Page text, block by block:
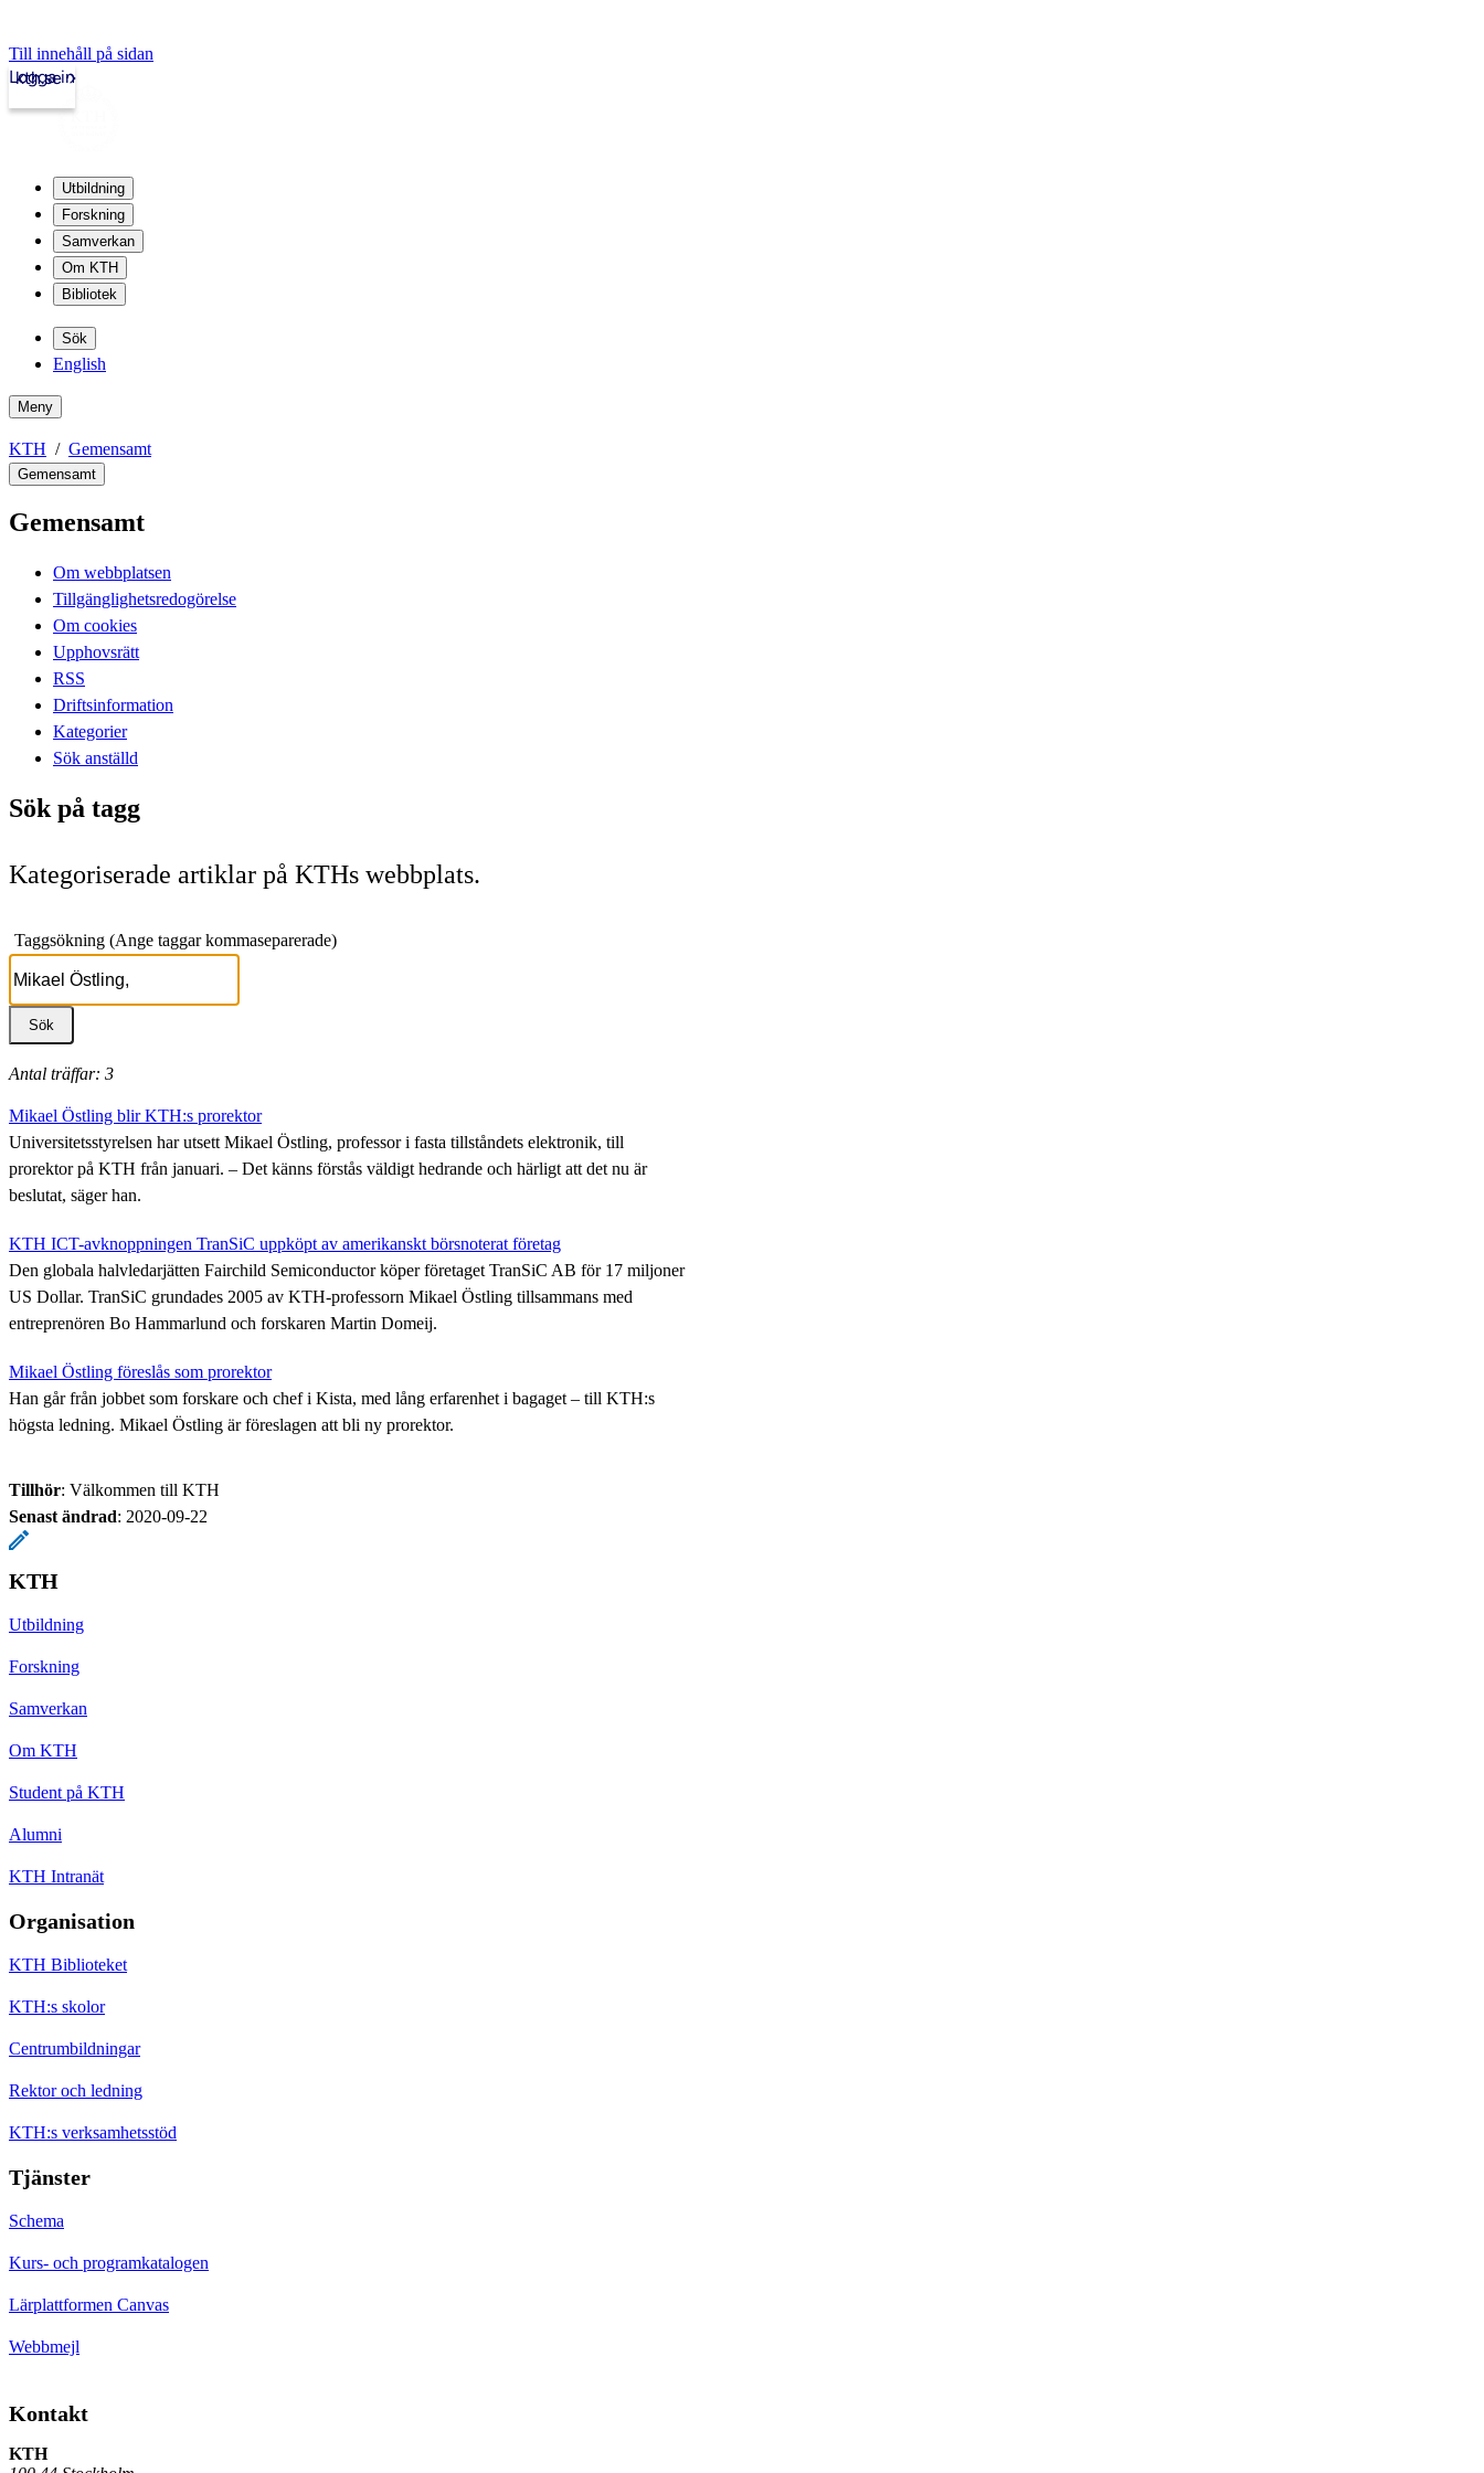
Till innehåll på sidan
kth.se
Logga in
Utbildning
Forskning
Samverkan
Om KTH
Bibliotek
Sök
English
Meny
KTH Gemensamt
Gemensamt
Gemensamt
Om webbplatsen
Tillgänglighetsredogörelse
Om cookies
Upphovsrätt
RSS
Driftsinformation
Kategorier
Sök anställd
Sök på tagg
Kategoriserade artiklar på KTHs webbplats.
Taggsökning (Ange taggar kommaseparerade)
Antal träffar: 3
Mikael Östling blir KTH:s prorektor
Universitetsstyrelsen har utsett Mikael Östling, professor i fasta tillståndets elektronik, till
prorektor på KTH från januari. – Det känns förstås väldigt hedrande och härligt att det nu är
beslutat, säger han.
KTH ICT-avknoppningen TranSiC uppköpt av amerikanskt börsnoterat företag
Den globala halvledarjätten Fairchild Semiconductor köper företaget TranSiC AB för 17 miljoner
US Dollar. TranSiC grundades 2005 av KTH-professorn Mikael Östling tillsammans med
entreprenören Bo Hammarlund och forskaren Martin Domeij.
Mikael Östling föreslås som prorektor
Han går från jobbet som forskare och chef i Kista, med lång erfarenhet i bagaget – till KTH:s
högsta ledning. Mikael Östling är föreslagen att bli ny prorektor.
Tillhör: Välkommen till KTH
Senast ändrad: 2020-09-22
KTH
Utbildning
Forskning
Samverkan
Om KTH
Student på KTH
Alumni
KTH Intranät
Organisation
KTH Biblioteket
KTH:s skolor
Centrumbildningar
Rektor och ledning
KTH:s verksamhetsstöd
Tjänster
Schema
Kurs- och programkatalogen
Lärplattformen Canvas
Webbmejl
Kontakt
KTH